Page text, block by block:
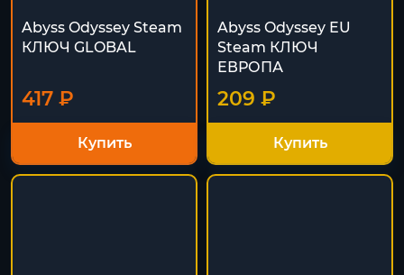
Abyss Odyssey Steam
КЛЮЧ GLOBAL
417 ₽
Купить
Abyss Odyssey EU
Steam КЛЮЧ
ЕВРОПА
209 ₽
Купить